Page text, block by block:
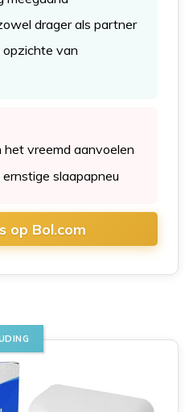
drager als partner
opzichte van
vreemd aanvoelen
slaapapneu
op Bol.com